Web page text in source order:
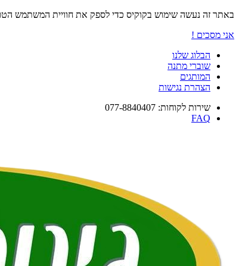
באתר זה נעשה שימוש בקוקיס כדי לספק את חוויית המשתמש
אני מסכים !
הבלוג שלנו
שוברי מתנה
המותגים
הצהרת נגישות
שירות לקוחות: 077-8840407
FAQ